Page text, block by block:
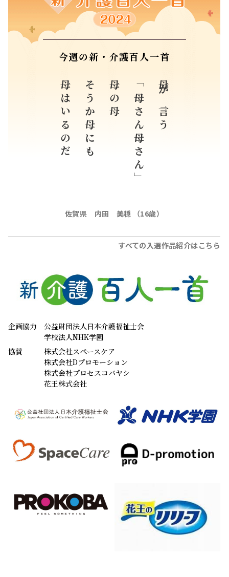
今週の新・介護百人一首
母が言う
「母さん母さん」
母の母
そうか母にも
母はいるのだ
佐賀県 内田 美穏 （16歳）
すべての入選作品紹介はこちら
企画協力
公益財団法人日本介護福祉士会
学校法人NHK学園
協賛
株式会社スペースケア
株式会社Dプロモーション
株式会社プロセスコバヤシ
花王株式会社